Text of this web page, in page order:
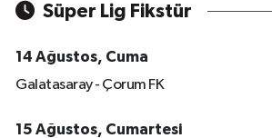
Süper Lig Fikstür
14 Ağustos, Cuma
Galatasaray - Çorum FK
15 Ağustos, Cumartesi